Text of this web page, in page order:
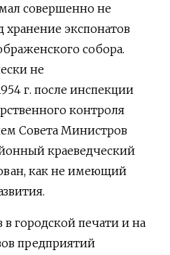
совершенно не
экспонатов
собора.
не
г. после инспекции
контроля
Совета Министров
краеведческий
как не имеющий
в городской печати и на
предприятий